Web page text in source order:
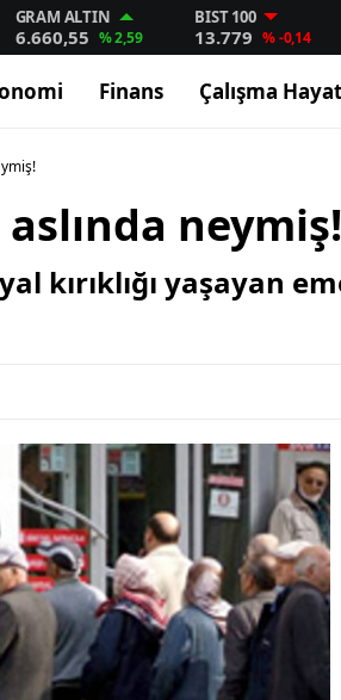
GRAM ALTIN
6.660,55 % 2,59
BIST 100
13.779 % -0,14
Finans Çalışma
neymiş!
kırıklığı yaşayan